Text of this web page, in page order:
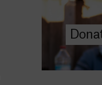
a quem mais
DOE
AGORA